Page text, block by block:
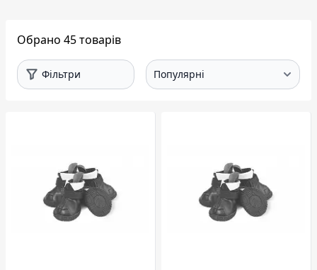
Обрано 45 товарів
Фільтри